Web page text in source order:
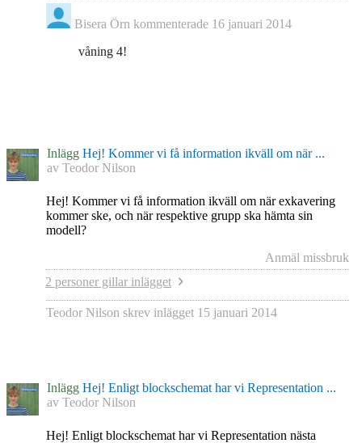
Bisera Örn kommenterade 16 januari 2014
våning 4!
Inlägg Hej! Kommer vi få information ikväll om när ...
av Teodor Nilson
Hej! Kommer vi få information ikväll om när exkavering
kommer ske, och när respektive grupp ska hämta sin
modell?
Anmäl missbruk
2 personer gillar inlägget
Teodor Nilson skrev inlägget 15 januari 2014
Inlägg Hej! Enligt blockschemat har vi Representation ...
av Teodor Nilson
Hej! Enligt blockschemat har vi Representation nästa